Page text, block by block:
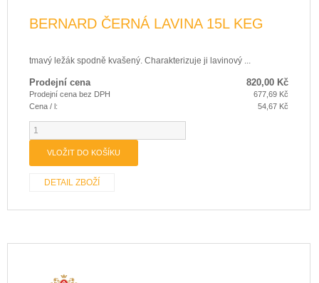
BERNARD ČERNÁ LAVINA 15L KEG
tmavý ležák spodně kvašený. Charakterizuje ji lavinový ...
Prodejní cena 820,00 Kč
Prodejní cena bez DPH
677,69 Kč
Cena / l:
54,67 Kč
DETAIL ZBOŽÍ